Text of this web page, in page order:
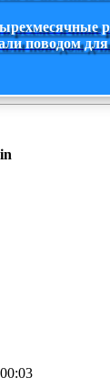
поводом
00:03